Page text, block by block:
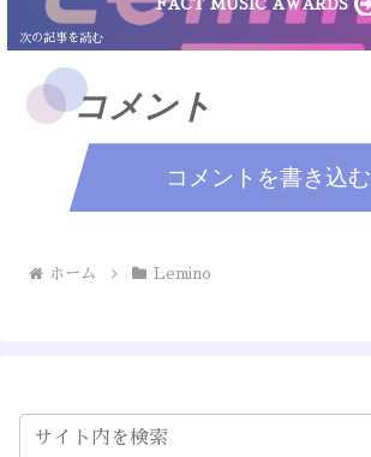
FACT MUSIC AWARDS
コメント
コメントを書き込む
ホーム Lemino